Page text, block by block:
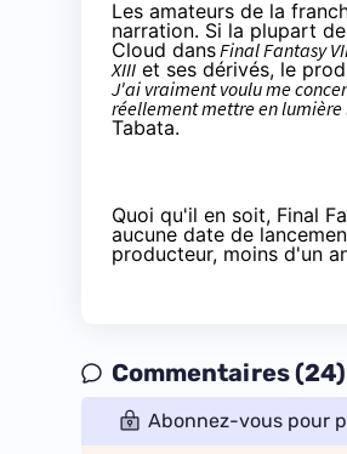
Les amateurs de la
narration. Si la plupart
Cloud dansFinal Fantasy
XIII et ses dérivés, le
J'ai vraiment voulu me
réellement mettre en lumière
Tabata.
Quoi qu'il en soit, Final
aucune date de
producteur, moins d'un
Commentaires (24)
Abonnez-vous pour